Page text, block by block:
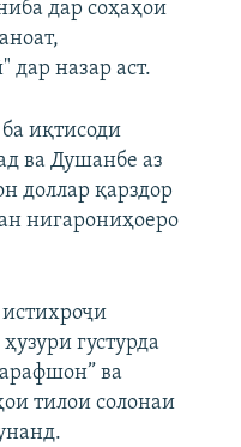
дар соҳаҳои
дар назар аст.
иқтисоди
ва Душанбе аз
доллар қарздор
нигарониҳоеро
густурда
ва
тилои солонаи